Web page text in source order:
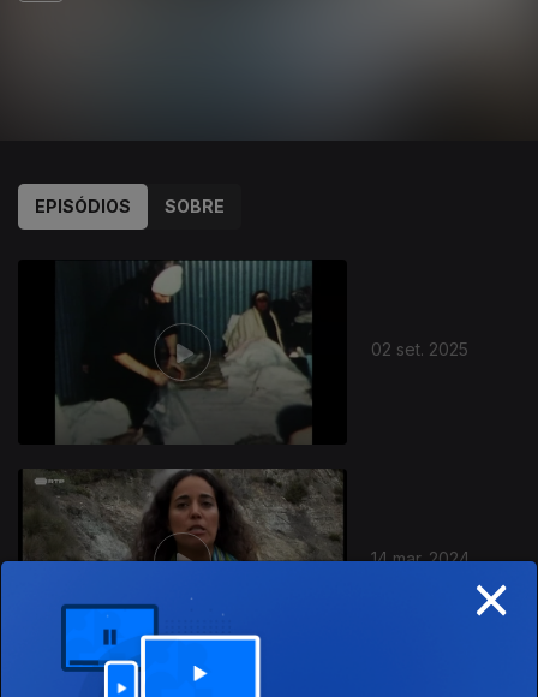
EPISÓDIOS SOBRE
02 set. 2025
14 mar. 2024 ×